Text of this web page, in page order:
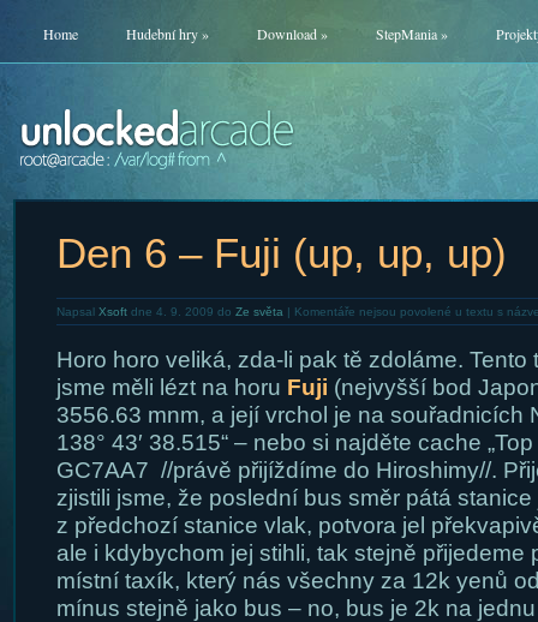
Home Hudební hry» Download» StepMania»
Den 6 – Fuji (up, up, up)
Napsal Xsoftdne 4. 9. 2009 do Ze světa | Komentáře nejsou povolené u textu s
Horo horo veliká, zda-li pak tě zdoláme. Tento
jsme měli lézt na horu Fuji (nejvyšší bod
3556.63 mnm, a její vrchol je na souřadnicích
138° 43′ 38.515“ – nebo si najděte cache
GC7AA7 //právě přijíždíme do Hiroshimy//.
zjistili jsme, že poslední bus směr pátá
z předchozí stanice vlak, potvora jel
ale i kdybychom jej stihli, tak stejně přijedeme
místní taxík, který nás všechny za 12k yenů
mínus stejně jako bus – no, bus je 2k na